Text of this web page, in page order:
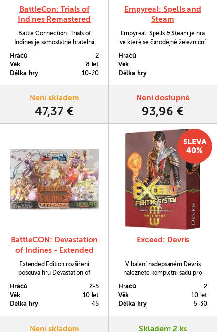
BattleCon: Trials of
Indines Remastered
Battle Connection: Trials of
Indines je samostatně hratelná
kontaktních střetů dvou
Hráčů
2
Věk
8 let
Délka hry
10-20
Není skladem
47,37 €
Empyreal: Spells and
Steam
Empyreal: Spells & Steam je hra
ve které se čarodějné železniční
závodě o co nejrychlejší
Hráčů
Věk
Délka hry
Není dostupné
93,96 €
BattleCON: Devastation
of Indines - Extended
Extended Edition rozšíření
posouvá hru Devastation of
přidáním mnohého nového
Hráčů
2-5
Věk
10 let
Délka hry
45
Není skladem
Exceed: Devris
V balení nadepsaném Devris
naleznete kompletní sadu pro
bojovníka do karetní hry Exceed
Hráčů
2
Věk
10 let
Délka hry
5-30
Skladem 2 ks
SLEVA
40%